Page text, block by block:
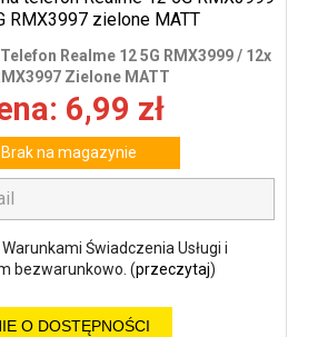
Realme 12 5G RMX3999 / 12x
Zielone MATT
6,99 zł
Brak na magazynie
Świadczenia Usługi i
bezwarunkowo. (przeczytaj)
O DOSTĘPNOŚCI